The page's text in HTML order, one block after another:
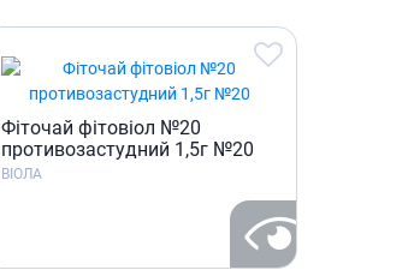
Фiточай фiтовiол №20
противозастудний 1,5г №20
ВІОЛА